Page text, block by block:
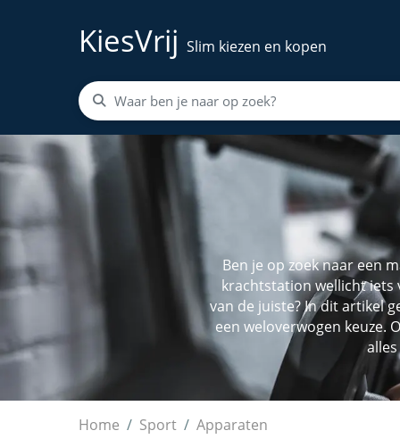
KiesVrij Slim kiezen en kopen
Ben je op zoek naar een
krachtstation wellicht iets
van de juiste? In dit artikel
een weloverwogen keuze.
Home Sport Apparaten
Krachtstations